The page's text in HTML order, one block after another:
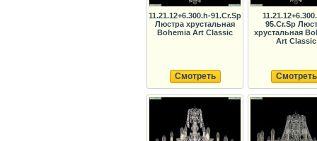
11.21.12+6.300.h-91.Cr.Sp
Люстра хрустальная
Bohemia Art Classic
Смотреть
95.Cr.Sp
хрустальная
Art Classic
Смотреть